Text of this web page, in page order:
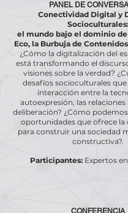
PANEL DE
Conectividad Digital y
Socioculturales:
el mundo bajo el dominio de
Eco, la Burbuja de
¿Cómo la digitalización del
está transformando el
visiones sobre la verdad?
desafíos socioculturales que
interacción entre la
autoexpresión, las relaciones
deliberación? ¿Cómo
oportunidades que ofrece la
para construir una sociedad
constructiva?.
Participantes: Expertos
CONFERENCIA